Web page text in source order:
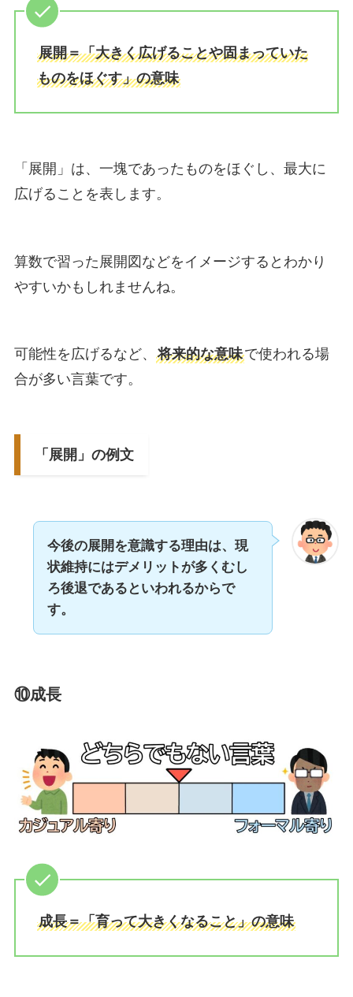
展開＝「大きく広げることや固まっていた
ものをほぐす」の意味
「展開」は、一塊であったものをほぐし、最大に
広げることを表します。
算数で習った展開図などをイメージするとわかり
やすいかもしれませんね。
可能性を広げるなど、 将来的な意味で使われる場
合が多い言葉です。
「展開」の例文
今後の展開を意識する理由は、現
状維持にはデメリットが多くむし
ろ後退であるといわれるからで
す。
⑩成長
成長＝「育って大きくなること」の意味